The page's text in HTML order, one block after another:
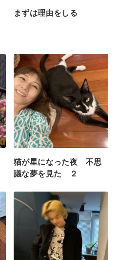
まずは理由をしる
猫が星になった夜 不思
議な夢を見た ２